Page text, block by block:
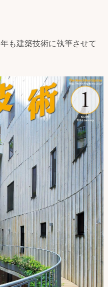
も建築技術に執筆させて